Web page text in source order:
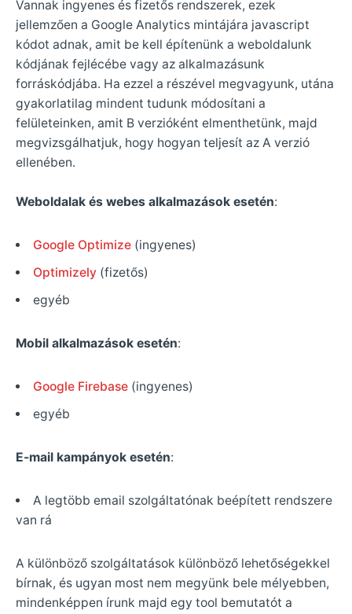
Vannak ingyenes és fizetős rendszerek, ezek
jellemzően a Google Analytics mintájára javascript
kódot adnak, amit be kell építenünk a weboldalunk
kódjának fejlécébe vagy az alkalmazásunk
forráskódjába. Ha ezzel a részével megvagyunk, utána
gyakorlatilag mindent tudunk módosítani a
felületeinken, amit B verzióként elmenthetünk, majd
megvizsgálhatjuk, hogy hogyan teljesít az A verzió
ellenében.
Weboldalak és webes alkalmazások esetén:
Google Optimize(ingyenes)
Optimizely (fizetős)
egyéb
Mobil alkalmazások esetén:
Google Firebase(ingyenes)
egyéb
E-mail kampányok esetén:
A legtöbb email szolgáltatónak beépített rendszere
van rá
A különböző szolgáltatások különböző lehetőségekkel
bírnak, és ugyan most nem megyünk bele mélyebben,
mindenképpen írunk majd egy tool bemutatót a